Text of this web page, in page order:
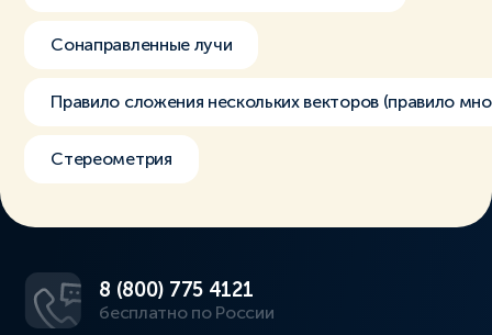
Сонаправленные лучи
Правило сложения нескольких векторов (правило
Стереометрия
8 (800) 775 4121
бесплатно по России